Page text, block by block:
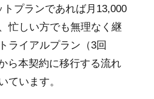
トプランであれば月13,000
忙しい方でも無理なく継
ライアルプラン（3回
ら本契約に移行する流れ
ています。